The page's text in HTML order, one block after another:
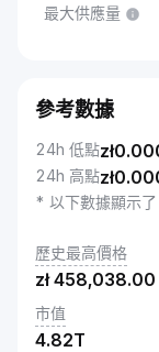
最大供應量
參考數據
24h 低點zł
24h 高點zł
* 以下數據顯示
歷史最高價格
zł 458,038.00
市值
4.82T